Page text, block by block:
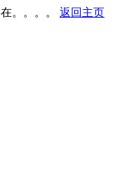
。。。。 返回主页